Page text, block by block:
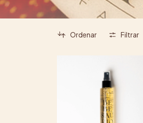
Ordenar Filtrar